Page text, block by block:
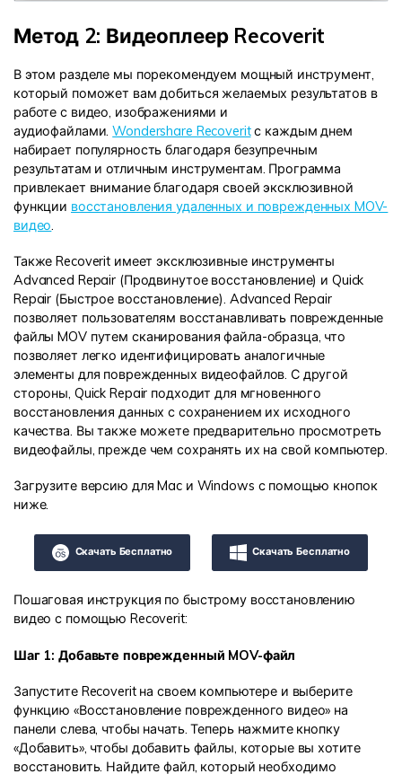
Метод 2: Видеоплеер Recoverit
В этом разделе мы порекомендуем мощный инструмент,
который поможет вам добиться желаемых результатов в
работе с видео, изображениями и
аудиофайлами. Wondershare Recoverit с каждым днем
набирает популярность благодаря безупречным
результатам и отличным инструментам. Программа
привлекает внимание благодаря своей эксклюзивной
функции восстановления удаленных и поврежденных MOV-
видео
Также Recoverit имеет эксклюзивные инструменты
Advanced Repair (Продвинутое восстановление) и Quick
Repair (Быстрое восстановление). Advanced Repair
позволяет пользователям восстанавливать поврежденные
файлы MOV путем сканирования файла-образца, что
позволяет легко идентифицировать аналогичные
элементы для поврежденных видеофайлов. С другой
стороны, Quick Repair подходит для мгновенного
восстановления данных с сохранением их исходного
качества. Вы также можете предварительно просмотреть
видеофайлы, прежде чем сохранять их на свой компьютер.
Загрузите версию для Mac и Windows с помощью кнопок
ниже.
Скачать Бесплатно Скачать Бесплатно
Пошаговая инструкция по быстрому восстановлению
видео с помощью Recoverit:
Шаг 1: Добавьте поврежденный MOV-файл
Запустите Recoverit на своем компьютере и выберите
функцию «Восстановление поврежденного видео» на
панели слева, чтобы начать. Теперь нажмите кнопку
«Добавить», чтобы добавить файлы, которые вы хотите
восстановить. Найдите файл, который необходимо